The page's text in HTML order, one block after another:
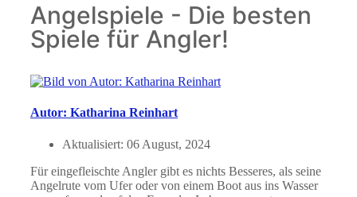
Angelspiele - Die besten
Spiele für Angler!
Autor: Katharina Reinhart
Aktualisiert: 06 August, 2024
Für eingefleischte Angler gibt es nichts Besseres, als seine
Angelrute vom Ufer oder von einem Boot aus ins Wasser